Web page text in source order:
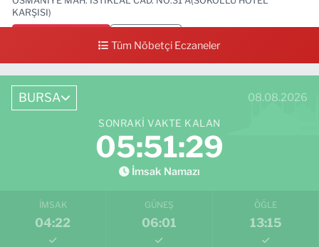
KARŞISI)
Tüm Nöbetçi Eczaneler
BURSA 08.08.2026
SONRAKI VAKTE KALAN
05:51:28
İmsak Namazı
İMSAK
04:22
GÜNEŞ
06:01
ÖĞLE
13:15